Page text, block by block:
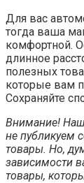
Для вас
тогда ваша
комфортной.
длинное
полезных
которые вам
Сохраняйте
Внимание!
не публикуем
товары. Но,
зависимости
товары,